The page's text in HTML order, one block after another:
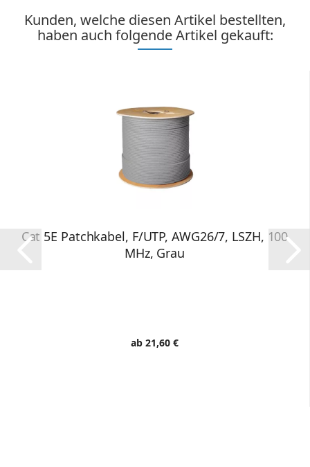
Kunden, welche diesen Artikel bestellten,
haben auch folgende Artikel gekauft:
Cat 5E Patchkabel, F/UTP, AWG26/7, LSZH, 100
MHz, Grau
ab 21,60 €